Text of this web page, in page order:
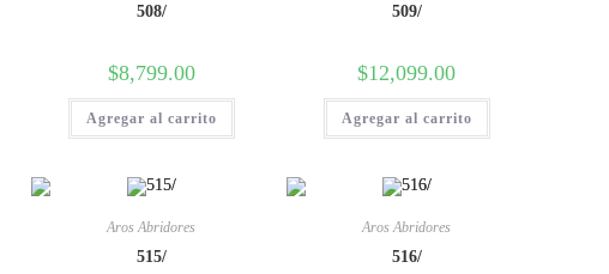
508/
$8,799.00
Agregar al carrito
509/
$12,099.00
Agregar al carrito
Aros Abridores
515/
Aros Abridores
516/